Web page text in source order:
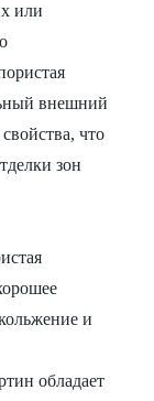
или
внешний
что
зон
и
обладает